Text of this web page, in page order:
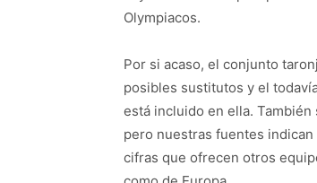
Olympiacos.
Por si acaso, el conjunto
posibles sustitutos y el
está incluido en ella. También
pero nuestras fuentes indican
cifras que ofrecen otros